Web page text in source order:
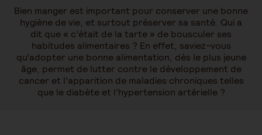
Bien manger est important pour conserver une bonne
hygiène de vie, et surtout préserver sa santé. Qui a
dit que « c’était de la tarte » de bousculer ses
habitudes alimentaires ? En effet, saviez-vous
qu’adopter une bonne alimentation, dès le plus jeune
âge, permet de lutter contre le développement de
cancer et l’apparition de maladies chroniques telles
que le diabète et l’hypertension artérielle ?